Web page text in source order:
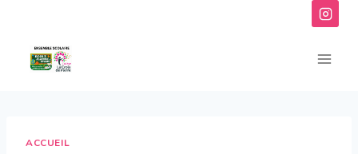
contenu
ACCUEIL